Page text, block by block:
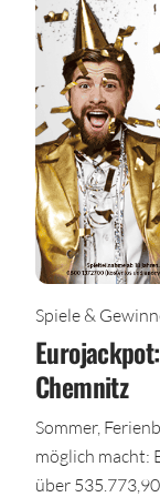
Spiele &
Chemnitz
Sommer,
möglich macht:
über